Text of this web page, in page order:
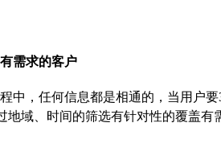
需求的客户
中，任何信息都是相通的，当用户
地域、时间的筛选有针对性的覆盖有